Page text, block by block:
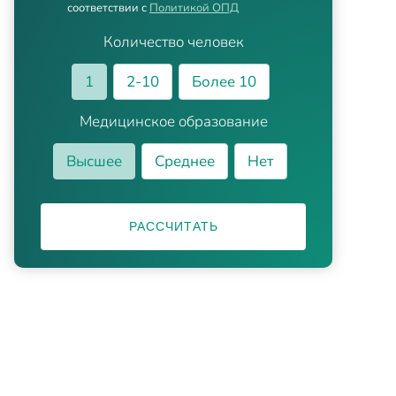
Количество человек
1
2-10
Более 10
Медицинское образование
Высшее
Среднее Нет
соответствии с Политикой ОПД
РАССЧИТАТЬ